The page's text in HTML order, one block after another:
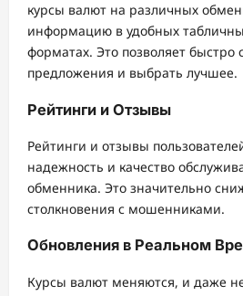
курсы валют на различных
информацию в удобных
форматах. Это позволяет быстро
предложения и выбрать лучшее.
Рейтинги и Отзывы
Рейтинги и отзывы
надежность и качество
обменника. Это значительно
столкновения с мошенниками.
Обновления в Реальном
Курсы валют меняются, и даже